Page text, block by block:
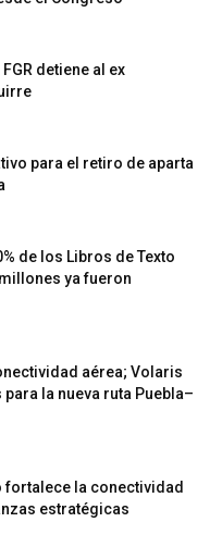
detiene al ex
para el retiro de aparta
de los Libros de Texto
ya fueron
aérea; Volaris
la nueva ruta Puebla–
fortalece la conectividad
estratégicas